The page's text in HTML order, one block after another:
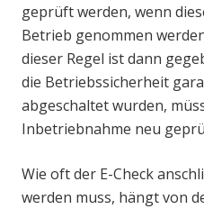
geprüft werden, wenn
Betrieb genommen
dieser Regel ist dann
die Betriebssicherheit
abgeschaltet wurden,
Inbetriebnahme neu
Wie oft der E-Check
werden muss, hängt von